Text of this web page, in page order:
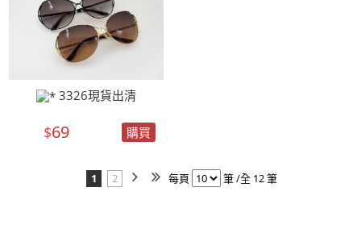
3326現貨出清
$69 購買
1 2 每頁 筆 /全 12 筆